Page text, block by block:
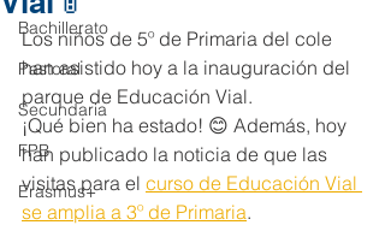
Bachillerato
Pastoral
Secundaria
FPB
Erasmus+
Los niños de 5º de Primaria del cole
han asistido hoy a la inauguración del
parque de Educación Vial.
¡Qué bien ha estado! 😊 Además, hoy
han publicado la noticia de que las
visitas para el curso de Educación Vial
se amplia a 3º de Primaria.